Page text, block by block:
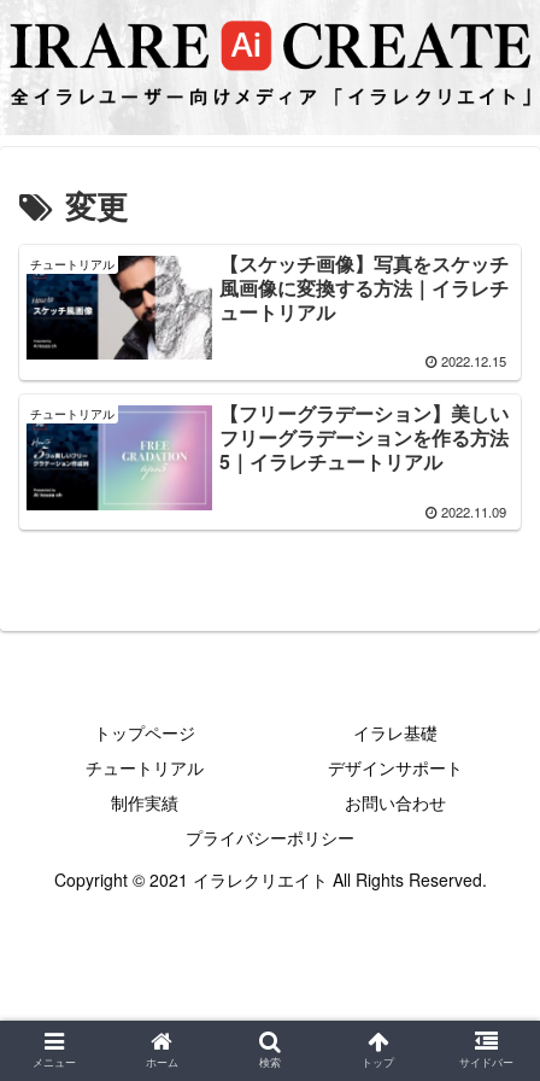
変更
チュートリアル
【スケッチ画像】写真をスケッチ
風画像に変換する方法｜イラレチ
ュートリアル
2022.12.15
チュートリアル
【フリーグラデーション】美しい
フリーグラデーションを作る方法
5｜イラレチュートリアル
2022.11.09
トップページ
イラレ基礎
チュートリアル
デザインサポート
制作実績
お問い合わせ
プライバシーポリシー
Copyright © 2021 イラレクリエイト All Rights Reserved.
メニュー ホーム 検索 トップ サイドバー